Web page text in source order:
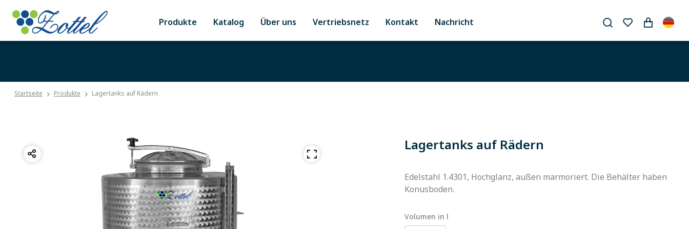
Produkte Katalog Über uns Vertriebsnetz Kontakt Nachricht
Startseite Produkte Lagertanks auf Rädern
Lagertanks auf Rädern
Edelstahl 1.4301, Hochglanz, außen marmoriert. Die Behälter haben
Konusboden.
Volumen in l